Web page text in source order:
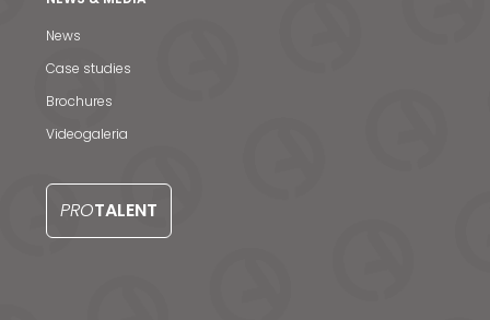
Noticias y medios
News
Case studies
Brochures
Videogaleria
PROTALENT